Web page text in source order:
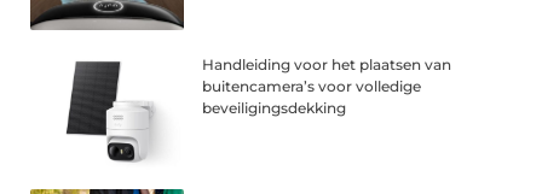
Handleiding voor het plaatsen van
buitencamera’s voor volledige
beveiligingsdekking